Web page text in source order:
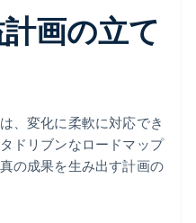
画の立て
、変化に柔軟に対応でき
ドリブンなロードマップ
の成果を生み出す計画の